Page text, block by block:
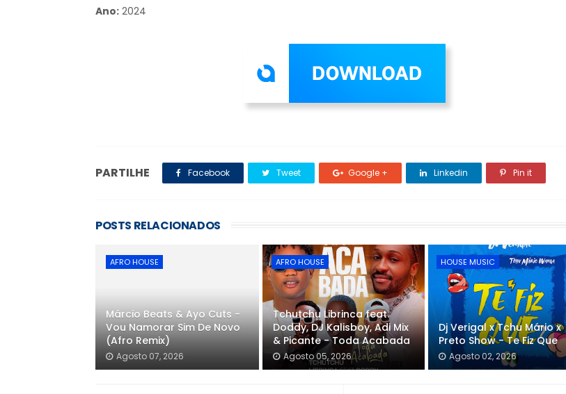
Ano: 2024
PARTILHE Facebook Tweet Google + Linkedin Pin it
POSTS RELACIONADOS
AFRO HOUSE
Márcio Beats & Ayo Cuts -
Vou Namorar Sim De Novo
(Afro Remix)
Agosto 07, 2026
AFRO HOUSE
Tchutchu Librinca feat.
Doddy, DJ Kalisboy, Adi Mix
& Picante - Toda Acabada
Agosto 05, 2026
HOUSE MUSIC
Dj Verigal x Tchu Mário x
Preto Show - Te Fiz Que
Agosto 02, 2026